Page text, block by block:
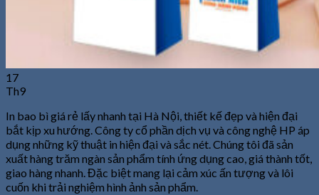
17
Th9
In bao bì giá rẻ lấy nhanh tại Hà Nội, thiết kế đẹp và hiện đại
bắt kịp xu hướng. Công ty cổ phần dịch vụ và công nghệ HP áp
dụng những kỹ thuật in hiện đại và sắc nét. Chúng tôi đã sản
xuất hàng trăm ngàn sản phẩm tính ứng dụng cao, giá thành tốt,
giao hàng nhanh. Đặc biệt mang lại cảm xúc ấn tượng và lôi
cuốn khi trải nghiệm hình ảnh sản phẩm.